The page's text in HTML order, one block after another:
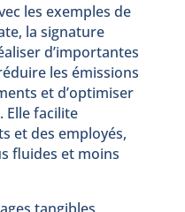
les exemples de
la signature
d’importantes
les émissions
et d’optimiser
Elle facilite
et des employés,
fluides et moins